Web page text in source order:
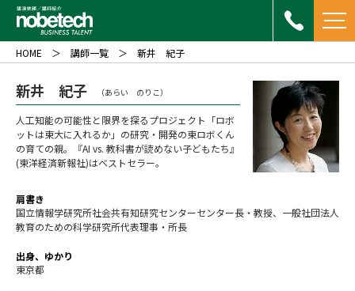
HOME 講師一覧 新井 紀子
新井 紀子 （あらい のりこ）
人工知能の可能性と限界を探るプロジェクト「ロボ
ットは東大に入れるか」の研究・開発の東ロボくん
の育ての親。『AI vs. 教科書が読めない子どもたち』
(東洋経済新報社)はベストセラー。
肩書き
国立情報学研究所社会共有知研究センターセンター長・教授、一般社団法人
教育のための科学研究所代表理事・所長
出身、ゆかり
東京都